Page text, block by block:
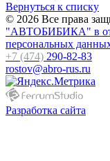
Вернуться к списку
© 2026 Все права
"АВТОБИБИКА" в
персональных
+7 (474) 290-82-83
rostov@abro-rus.ru
Разработка сайта